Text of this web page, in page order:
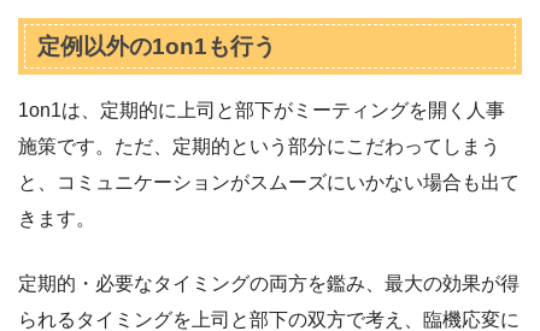
定例以外の1on1も行う
1on1は、定期的に上司と部下がミーティングを開く人事
施策です。ただ、定期的という部分にこだわってしまう
と、コミュニケーションがスムーズにいかない場合も出て
きます。
定期的・必要なタイミングの両方を鑑み、最大の効果が得
られるタイミングを上司と部下の双方で考え、臨機応変に